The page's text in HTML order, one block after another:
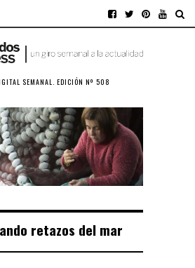
SEMANAL. EDICIÓN Nº 508
retazos del mar